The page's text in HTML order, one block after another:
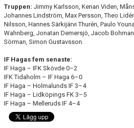
Truppen: Jimmy Karlsson, Kenan Viden,
Johannes Lindström, Max Persson, Theo
Nilsson, Hannes Särkijärvi Thurén, Paulo
Wahnberg, Jonatan Demersjö, Jacob
Sörman, Simon Gustavsson.
IF Hagas fem senaste:
IF Haga – IFK Skövde 0–2
IFK Tidaholm – IF Haga 6–0
IF Haga – Holmalunds IF 3–4
IF Haga – Lidköpings FK 3–5
IF Haga – Melleruds IF 4–4